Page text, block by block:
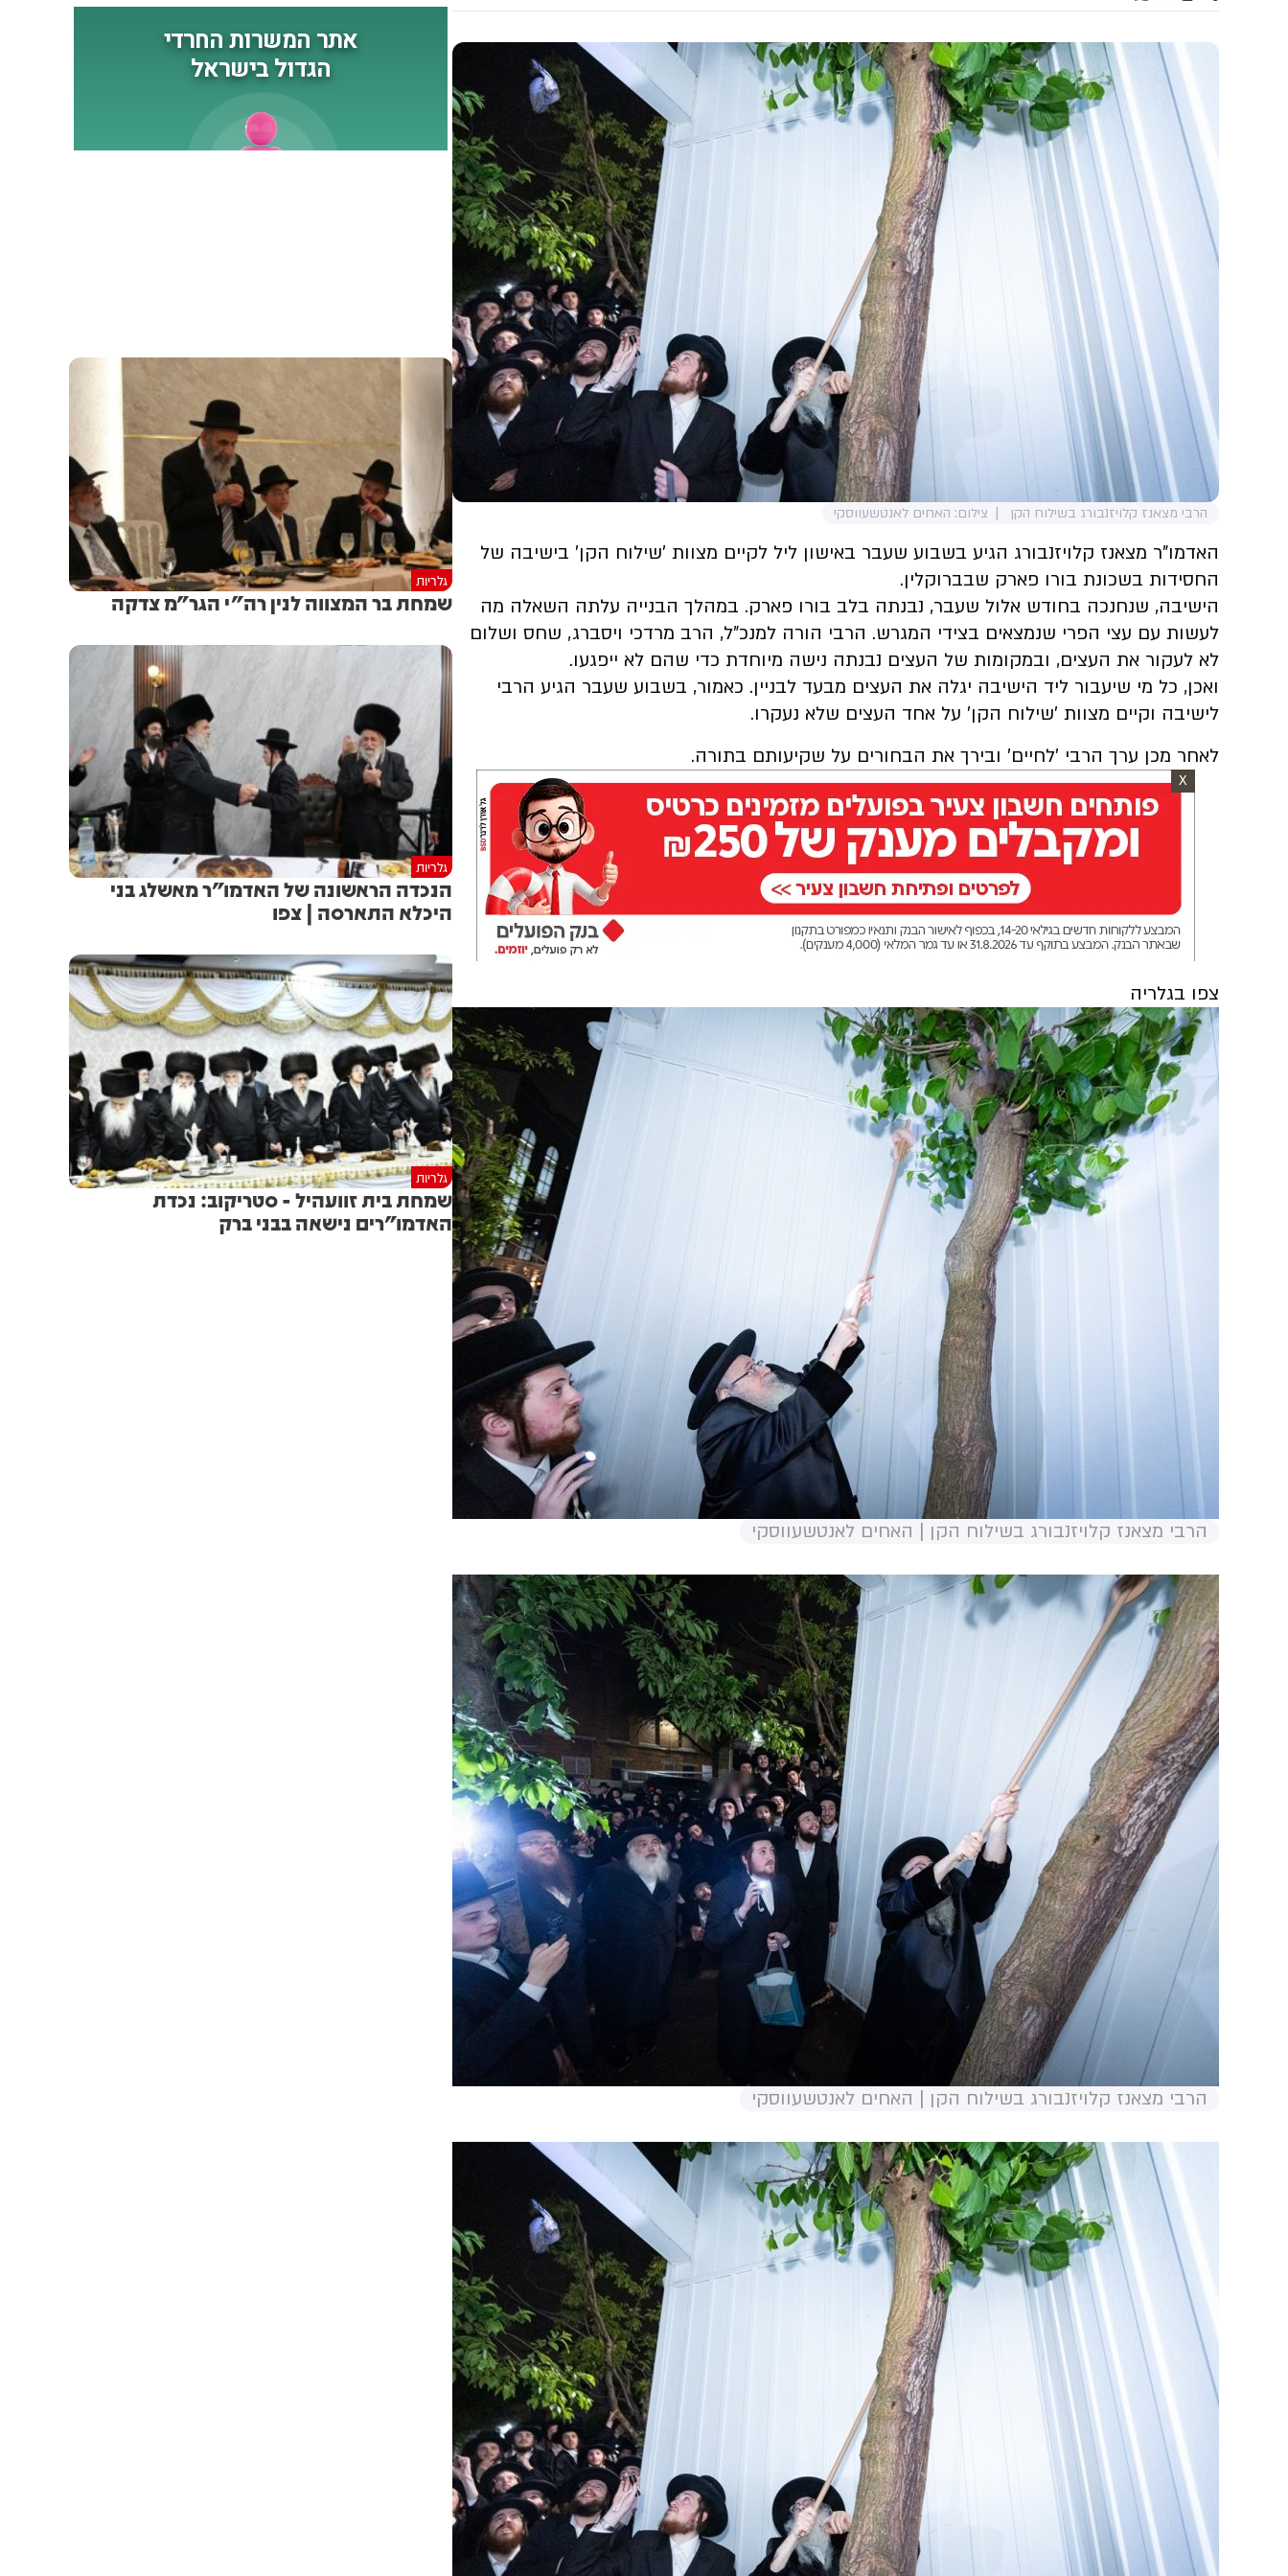
הרבי מצאנז קלויזנבורג בשילוח הקן צילום: האחים לאנטשעווסקי
האדמו"ר מצאנז קלויזנבורג הגיע בשבוע שעבר באישון ליל לקיים מצוות 'שילוח הקן' בישיבה של
החסידות בשכונת בורו פארק שבברוקלין.
הישיבה, שנחנכה בחודש אלול שעבר, נבנתה בלב בורו פארק. במהלך הבנייה עלתה השאלה מה
לעשות עם עצי הפרי שנמצאים בצידי המגרש. הרבי הורה למנכ"ל, הרב מרדכי ויסברג, שחס ושלום
לא לעקור את העצים, ובמקומות של העצים נבנתה נישה מיוחדת כדי שהם לא ייפגעו.
ואכן, כל מי שיעבור ליד הישיבה יגלה את העצים מבעד לבניין. כאמור, בשבוע שעבר הגיע הרבי
לישיבה וקיים מצוות 'שילוח הקן' על אחד העצים שלא נעקרו.
לאחר מכן ערך הרבי 'לחיים' ובירך את הבחורים על שקיעותם בתורה.
X
צפו בגלריה
הרבי מצאנז קלויזנבורג בשילוח הקן | האחים לאנטשעווסקי
הרבי מצאנז קלויזנבורג בשילוח הקן | האחים לאנטשעווסקי
גלריות
שמחת בר המצווה לנין רה"י הגר"מ צדקה
גלריות
הנכדה הראשונה של האדמו"ר מאשלג בני
היכלא התארסה | צפו
גלריות
שמחת בית זוועהיל - סטריקוב: נכדת
האדמו"רים נישאה בבני ברק